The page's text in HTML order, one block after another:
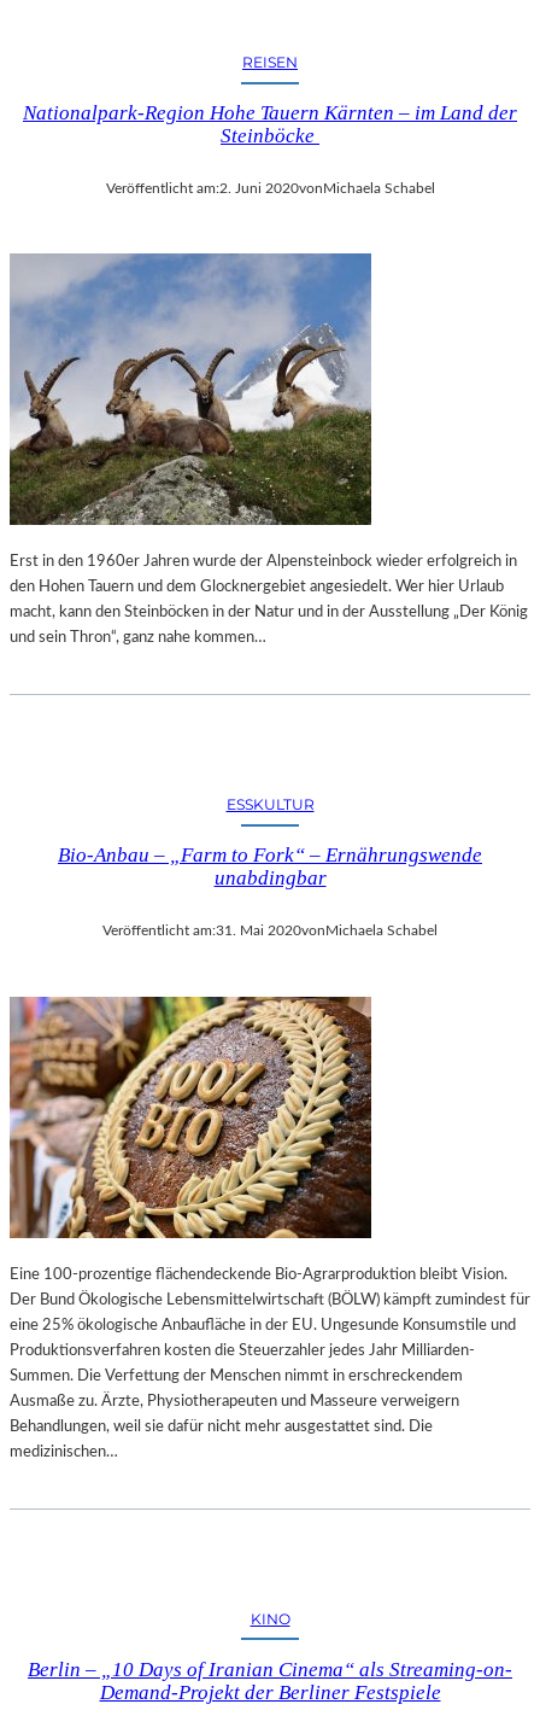
REISEN
Nationalpark-Region Hohe Tauern Kärnten – im Land der
Steinböcke
Veröffentlicht am:2. Juni 2020vonMichaela Schabel
Erst in den 1960er Jahren wurde der Alpensteinbock wieder erfolgreich in
den Hohen Tauern und dem Glocknergebiet angesiedelt. Wer hier Urlaub
macht, kann den Steinböcken in der Natur und in der Ausstellung „Der König
und sein Thron“, ganz nahe kommen…
ESSKULTUR
Bio-Anbau – „Farm to Fork“ – Ernährungswende
unabdingbar
Veröffentlicht am:31. Mai 2020von Michaela Schabel
Eine 100-prozentige flächendeckende Bio-Agrarproduktion bleibt Vision.
Der Bund Ökologische Lebensmittelwirtschaft (BÖLW) kämpft zumindest für
eine 25% ökologische Anbaufläche in der EU. Ungesunde Konsumstile und
Produktionsverfahren kosten die Steuerzahler jedes Jahr Milliarden-
Summen. Die Verfettung der Menschen nimmt in erschreckendem
Ausmaße zu. Ärzte, Physiotherapeuten und Masseure verweigern
Behandlungen, weil sie dafür nicht mehr ausgestattet sind. Die
medizinischen…
KINO
Berlin – „10 Days of Iranian Cinema“ als Streaming-on-
Demand-Projekt der Berliner Festspiele